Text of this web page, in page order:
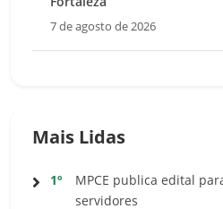
7 de agosto de 2026
Mais Lidas
1º
MPCE publica edital
servidores